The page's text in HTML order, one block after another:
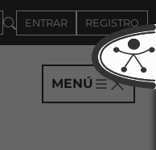
ENTRAR REGISTRO
MENÚ